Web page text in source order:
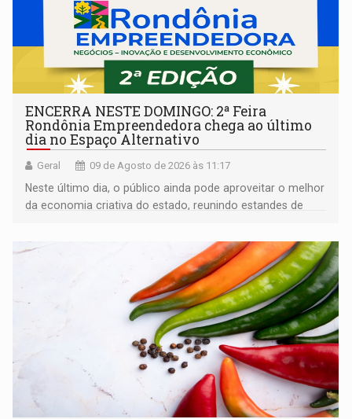
ENCERRA NESTE DOMINGO: 2ª Feira
Rondônia Empreendedora chega ao último
dia no Espaço Alternativo
Geral 09 de Agosto de 2026 às 11:17
Neste último dia, o público ainda pode aproveitar o melhor
da economia criativa do estado, reunindo estandes de